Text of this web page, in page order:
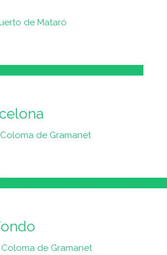
de Mataró
de Gramanet
de Gramanet